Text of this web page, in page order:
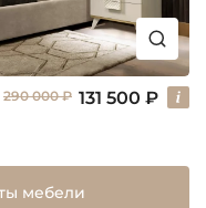
290 000 ₽ 131 500 ₽
мебели